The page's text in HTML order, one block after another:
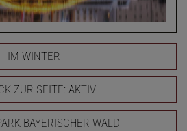
IM WINTER
ZUR SEITE: AKTIV
BAYERISCHER WALD